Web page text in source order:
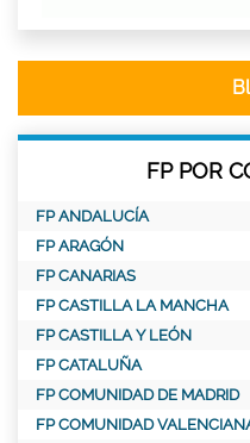
FP POR
FP ANDALUCÍA
FP ARAGÓN
FP CANARIAS
FP CASTILLA LA MANCHA
FP CASTILLA Y LEÓN
FP CATALUÑA
FP COMUNIDAD DE MADRID
FP COMUNIDAD